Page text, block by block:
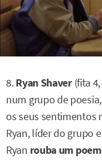
8.Ryan Shaver(fita
num grupo de
os seus sentimentos
Ryan, líder do grupo
Ryan rouba um